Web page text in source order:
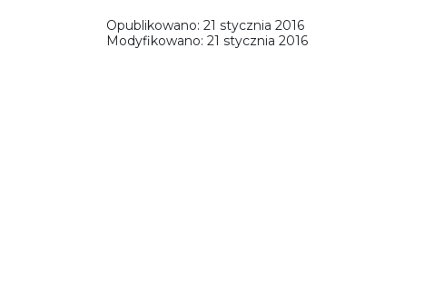
Opublikowano: 21 stycznia 2016
Modyfikowano: 21 stycznia 2016